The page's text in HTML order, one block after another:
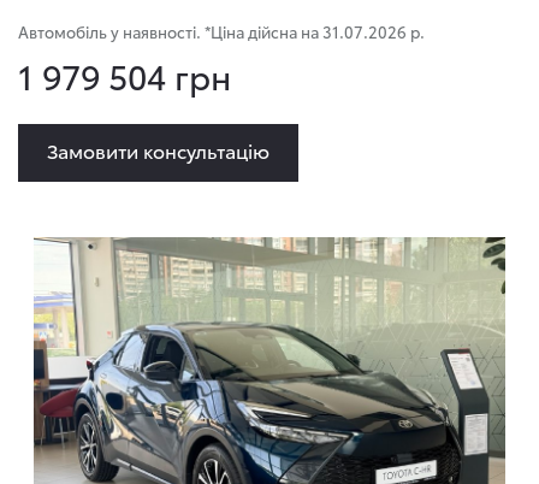
Автомобіль у наявності. *Ціна дійсна на 31.07.2026 р.
1 979 504 грн
Замовити консультацію